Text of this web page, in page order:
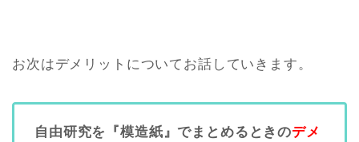
お次はデメリットについてお話していきます。
自由研究を『模造紙』でまとめるときのデメ